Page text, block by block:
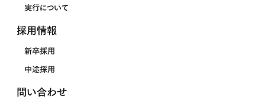
実行について
採用情報
新卒採用
中途採用
問い合わせ